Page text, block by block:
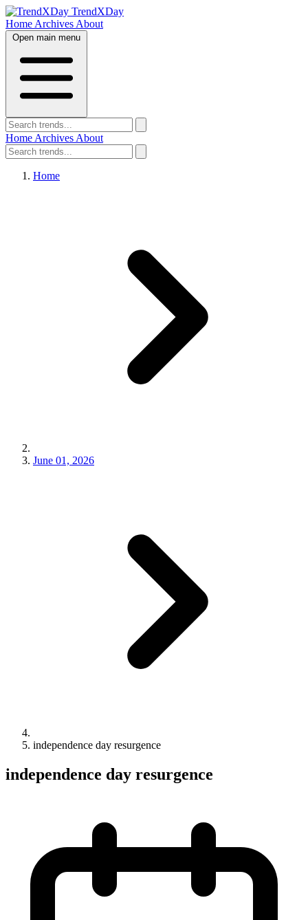
TrendXDay
Home Archives About
Open main menu
Home Archives About
Home
June 01, 2026
independence day resurgence
independence day resurgence